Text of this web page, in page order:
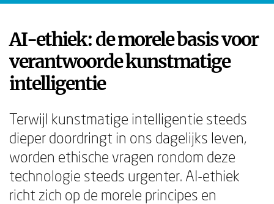
AI-ethiek: de morele basis voor
verantwoorde kunstmatige
intelligentie
Terwijl kunstmatige intelligentie steeds
dieper doordringt in ons dagelijks leven,
worden ethische vragen rondom deze
technologie steeds urgenter. AI-ethiek
richt zich op de morele principes en